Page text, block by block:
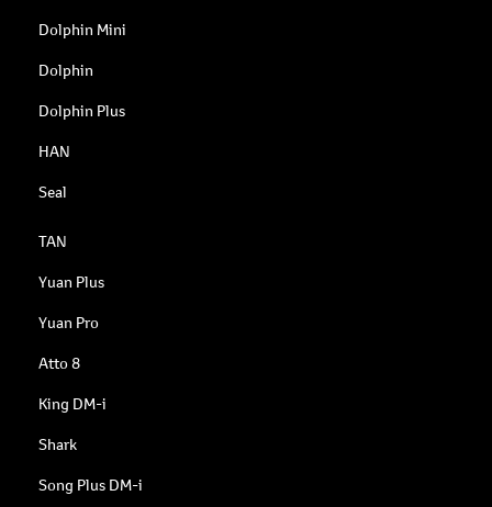
Dolphin Mini
Dolphin
Dolphin Plus
HAN
Seal
TAN
Yuan Plus
Yuan Pro
Atto 8
King DM-i
Shark
Song Plus DM-i